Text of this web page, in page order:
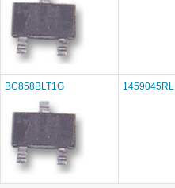
BC858BLT1G 1459045RL